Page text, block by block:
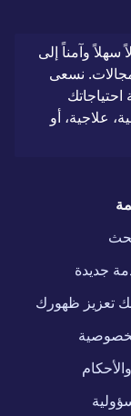
سهلاً وآمناً إلى
نسعى
علاجية، أو
جديدة
تعزيز ظهورك